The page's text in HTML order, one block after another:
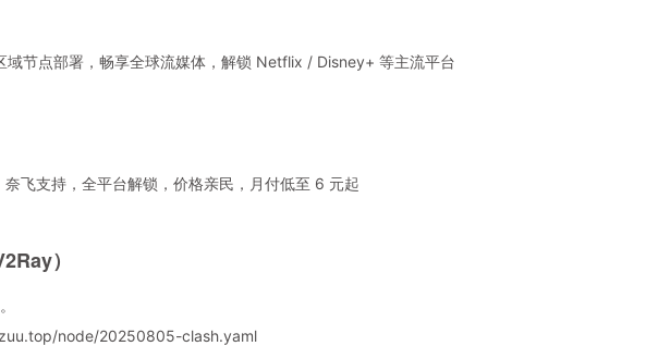
域节点部署，畅享全球流媒体，解锁 Netflix / Disney+ 等主流平台
飞支持，全平台解锁，价格亲民，月付低至 6 元起
）
node/20250805-clash.yaml